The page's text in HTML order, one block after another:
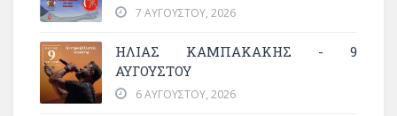
7 ΑΥΓΟΎΣΤΟΥ, 2026
ΗΛΙΑΣ ΚΑΜΠΑΚΑΚΗΣ - 9
ΑΥΓΟΥΣΤΟΥ
6 ΑΥΓΟΎΣΤΟΥ, 2026